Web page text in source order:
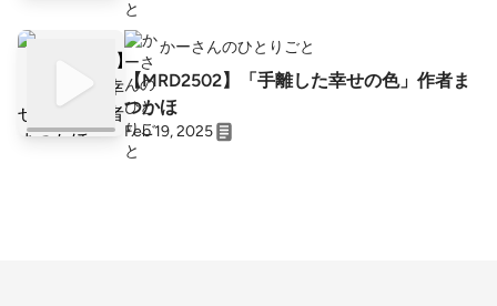
かーさんのひとりごと
【MRD2502】「手離した幸せの色」作者ま
つかほ
Feb 19, 2025